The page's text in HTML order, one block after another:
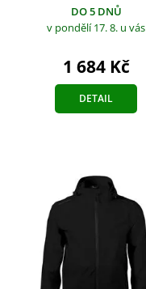
DO 5 DNŮ
v pondělí 17. 8. u vás
1 684 Kč
DETAIL